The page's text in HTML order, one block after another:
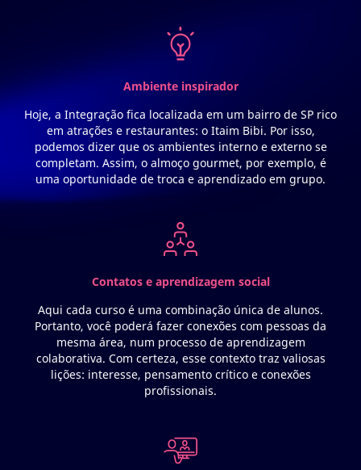
Ambiente inspirador
Hoje, a Integração fica localizada em um bairro de SP rico
em atrações e restaurantes: o Itaim Bibi. Por isso,
podemos dizer que os ambientes interno e externo se
completam. Assim, o almoço gourmet, por exemplo, é
uma oportunidade de troca e aprendizado em grupo.
Contatos e aprendizagem social
Aqui cada curso é uma combinação única de alunos.
Portanto, você poderá fazer conexões com pessoas da
mesma área, num processo de aprendizagem
colaborativa. Com certeza, esse contexto traz valiosas
lições: interesse, pensamento crítico e conexões
profissionais.